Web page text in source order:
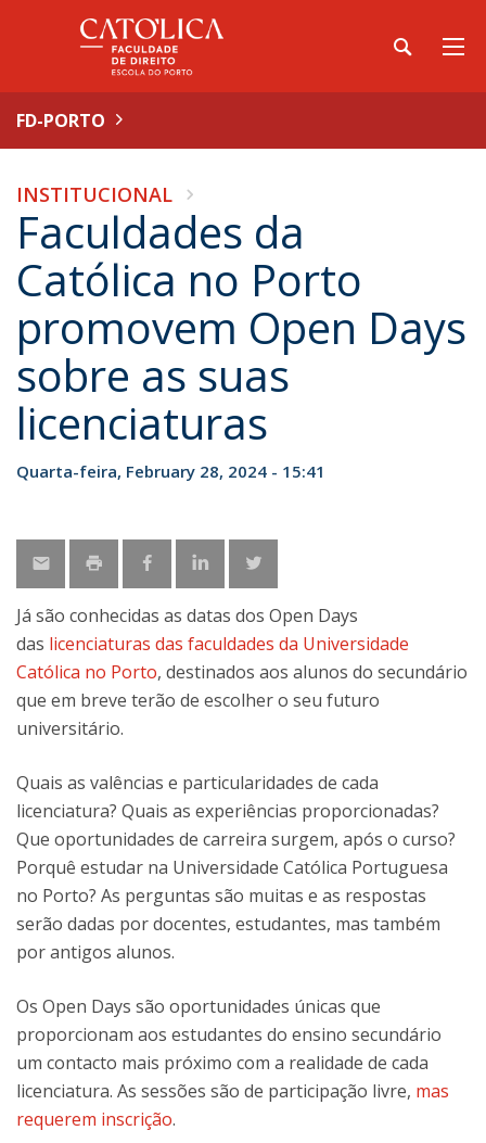
FD-PORTO
INSTITUCIONAL
Faculdades da
Católica no Porto
promovem Open Days
sobre as suas
licenciaturas
Quarta-feira, February 28, 2024 - 15:41
Já são conhecidas as datas dos Open Days
das licenciaturas das faculdades da Universidade
Católica no Porto, destinados aos alunos do secundário
que em breve terão de escolher o seu futuro
universitário.
Quais as valências e particularidades de cada
licenciatura? Quais as experiências proporcionadas?
Que oportunidades de carreira surgem, após o curso?
Porquê estudar na Universidade Católica Portuguesa
no Porto? As perguntas são muitas e as respostas
serão dadas por docentes, estudantes, mas também
por antigos alunos.
Os Open Days são oportunidades únicas que
proporcionam aos estudantes do ensino secundário
um contacto mais próximo com a realidade de cada
licenciatura. As sessões são de participação livre, mas
requerem inscrição.